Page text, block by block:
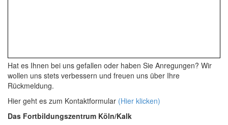
Hat es Ihnen bei uns gefallen oder haben Sie Anregungen? Wir
wollen uns stets verbessern und freuen uns über Ihre
Rückmeldung.
Hier geht es zum Kontaktformular (Hier klicken)
Das Fortbildungszentrum Köln/Kalk